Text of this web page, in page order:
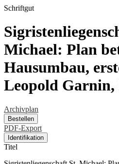
Schriftgut
Michael: Plan
Hausumbau,
Leopold Garnin,
Archivplan
Bestellen
PDF-Export
Identifikation
Titel